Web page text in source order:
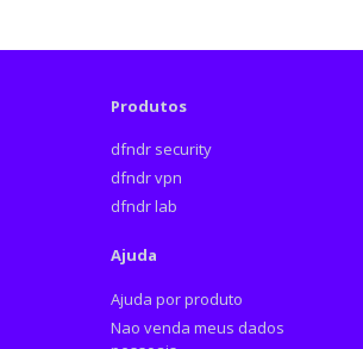
Produtos
dfndr security
dfndr vpn
dfndr lab
Ajuda
Ajuda por produto
Nao venda meus dados